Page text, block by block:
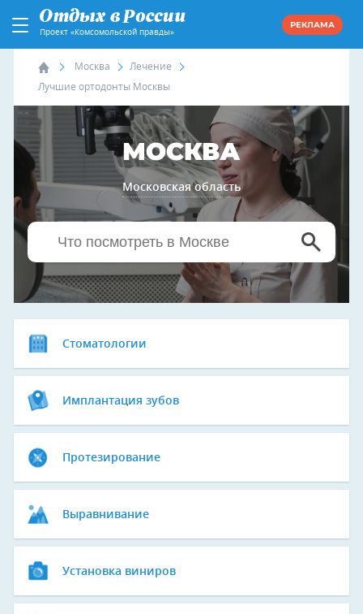
Проект «Комсомольской правды»
РЕКЛАМА
Москва Лечение
Лучшие ортодонты Москвы
МОСКВА
Московская область
Стоматологии
Имплантация зубов
Протезирование
Выравнивание
Установка виниров